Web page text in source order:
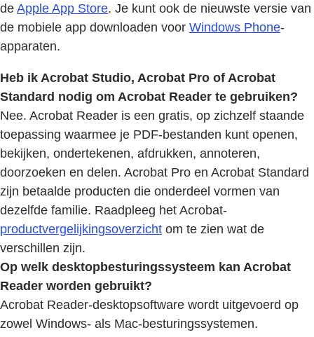
de Apple App Store. Je kunt ook de nieuwste versie van
de mobiele app downloaden voor Windows Phone-
apparaten.
Heb ik Acrobat Studio, Acrobat Pro of Acrobat
Standard nodig om Acrobat Reader te gebruiken?
Nee. Acrobat Reader is een gratis, op zichzelf staande
toepassing waarmee je PDF-bestanden kunt openen,
bekijken, ondertekenen, afdrukken, annoteren,
doorzoeken en delen. Acrobat Pro en Acrobat Standard
zijn betaalde producten die onderdeel vormen van
dezelfde familie. Raadpleeg het Acrobat-
productvergelijkingsoverzicht om te zien wat de
verschillen zijn.
Op welk desktopbesturingssysteem kan Acrobat
Reader worden gebruikt?
Acrobat Reader-desktopsoftware wordt uitgevoerd op
zowel Windows- als Mac-besturingssystemen.